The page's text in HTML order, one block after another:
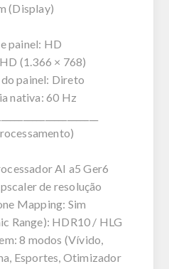
(Display)
painel: HD
(1.366 × 768)
painel: Direto
nativa: 60 Hz
AI a5 Ger6
de resolução
Mapping: Sim
Range): HDR10 / HLG
8 modos (Vívido,
Esportes, Otimizador